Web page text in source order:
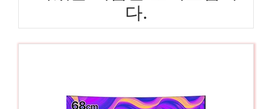
다.